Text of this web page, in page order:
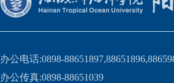
办公电话:0898-
办公传真:0898-88651039